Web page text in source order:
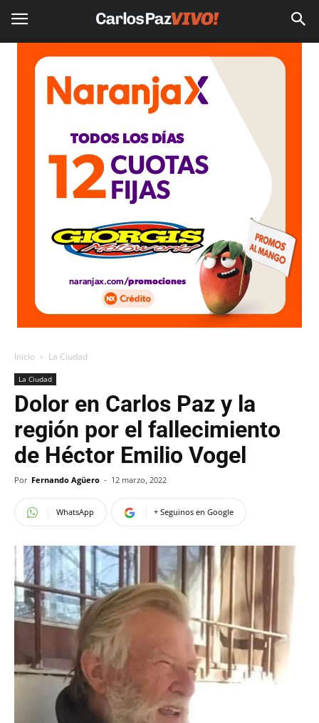
Inicio La Ciudad
La Ciudad
Dolor en Carlos Paz y la
región por el fallecimiento
de Héctor Emilio Vogel
Por Fernando Agüero - 12 marzo, 2022
WhatsApp + Seguinos en Google